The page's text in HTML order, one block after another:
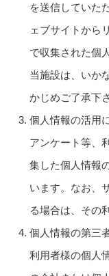
を送信していた
ェブサイトから
で収集された個
当施設は、いか
かじめご了承下さ
個人情報の活用
アンケート等、
集した個人情報
います。なお、
る場合は、その
個人情報の第三
利用者様の個人